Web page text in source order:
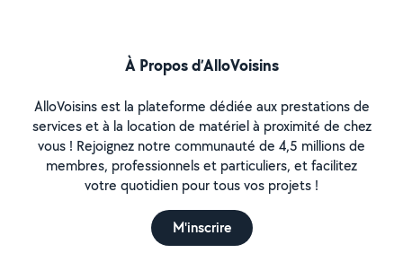
À Propos d’AlloVoisins
AlloVoisins est la plateforme dédiée aux prestations de
services et à la location de matériel à proximité de chez
vous ! Rejoignez notre communauté de 4,5 millions de
membres, professionnels et particuliers, et facilitez
votre quotidien pour tous vos projets !
M'inscrire